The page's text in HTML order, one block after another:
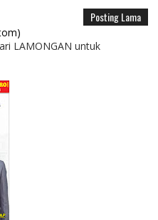
Posting Lama
LAMONGAN untuk